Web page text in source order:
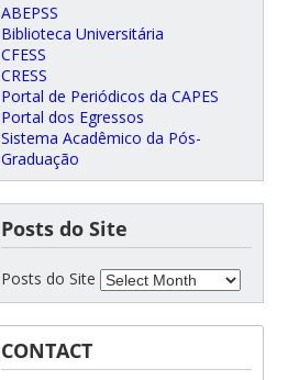
ABEPSS
Biblioteca Universitária
CFESS
CRESS
Portal de Periódicos da CAPES
Portal dos Egressos
Sistema Acadêmico da Pós-
Graduação
Posts do Site
Posts do Site
CONTACT